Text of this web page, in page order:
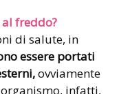
freddo?
di salute, in
essere portati
ovviamente
infatti,